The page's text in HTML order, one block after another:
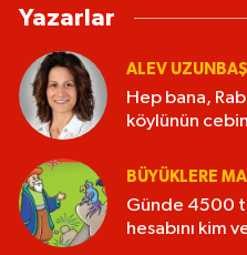
Yazarlar
ALEV UZUNBAŞ
Hep bana,
köylünün
BÜYÜKLERE
Günde 4500
hesabını kim